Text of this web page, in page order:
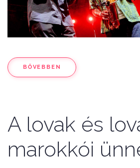
BŐVEBBEN
A lovak és
marokkói